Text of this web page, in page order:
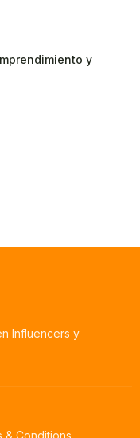
y
Influencers y
& Conditions